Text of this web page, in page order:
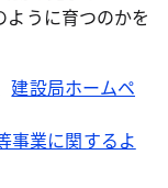
ように育つのかを
建設局ホームペ
事業に関するよ